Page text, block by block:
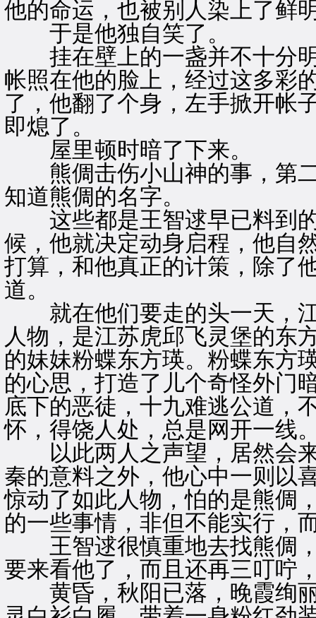
他的命运，也被别人染上了鲜
于是他独自笑了。
挂在壁上的一盏并不十分明
帐照在他的脸上，经过这多彩
了，他翻了个身，左手掀开帐
即熄了。
屋里顿时暗了下来。
熊倜击伤小山神的事，第二
知道熊倜的名字。
这些都是王智逑早已料到的
候，他就决定动身启程，他自
打算，和他真正的计策，除了
道。
就在他们要走的头一天，江
人物，是江苏虎邱飞灵堡的东
的妹妹粉蝶东方瑛。粉蝶东方
的心思，打造了儿个奇怪外门
底下的恶徒，十九难逃公道，
怀，得饶人处，总是网开一线
以此两人之声望，居然会来
秦的意料之外，他心中一则以
惊动了如此人物，怕的是熊倜
的一些事情，非但不能实行，
王智逑很慎重地去找熊倜，
要来看他了，而且还再三叮咛
黄昏，秋阳已落，晚霞绚丽